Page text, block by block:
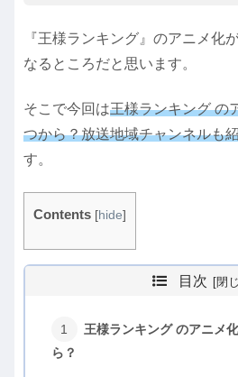
『王様ランキング』のアニメ化
なるところだと思います。
そこで今回は王様ランキング の
つから？放送地域チャンネルも
す。
Contents [hide]
目次
王様ランキング のアニメ
ら？